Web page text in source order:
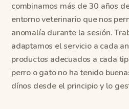
combinamos más de 30 años
entorno veterinario que nos
anomalía durante la sesión.
adaptamos el servicio a cada
productos adecuados a cada
perro o gato no ha tenido
dínos desde el principio y lo